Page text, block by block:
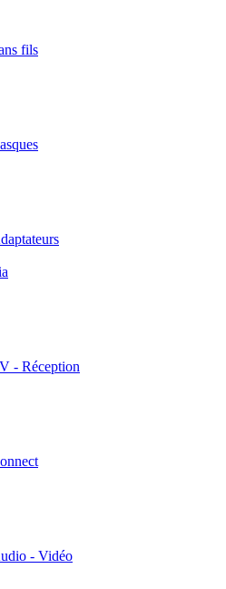
fils
- Réception
- Vidéo